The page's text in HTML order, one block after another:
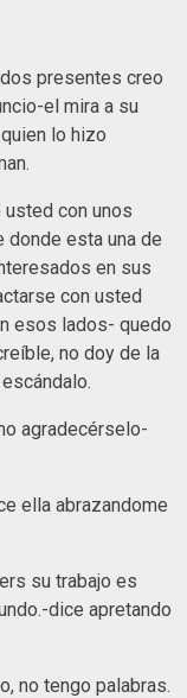
presentes creo
el mira a su
lo hizo
usted con unos
esta una de
en sus
con usted
esos lados- quedo
no doy de la
agradecérselo-
ella abrazandome
su trabajo es
dice apretando
no tengo palabras.